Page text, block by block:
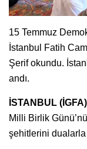
15 Temmuz
İstanbul Fatih
Şerif okundu.
andı.
İSTANBUL
Milli Birlik
şehitlerini dualarla